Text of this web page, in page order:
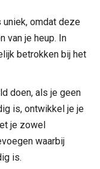
omdat deze
van je heup. In
betrokken bij het
doen, als je geen
is, ontwikkel je je
je zowel
waarbij
is.